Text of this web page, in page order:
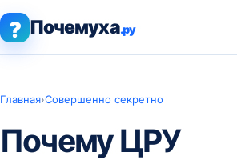
? Почемуха.ру
Главная›Совершенно секретно
Почему ЦРУ